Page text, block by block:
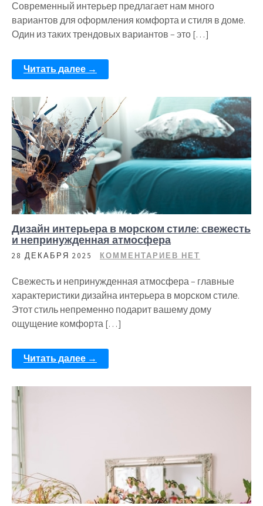
Современный интерьер предлагает нам много
вариантов для оформления комфорта и стиля в доме.
Один из таких трендовых вариантов – это […]
Читать далее →
Дизайн интерьера в морском стиле: свежесть
и непринужденная атмосфера
28 ДЕКАБРЯ 2025 КОММЕНТАРИЕВ НЕТ
Свежесть и непринужденная атмосфера – главные
характеристики дизайна интерьера в морском стиле.
Этот стиль непременно подарит вашему дому
ощущение комфорта […]
Читать далее →